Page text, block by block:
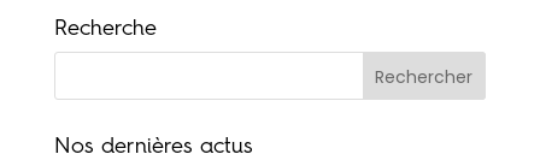
Recherche
Nos dernières actus